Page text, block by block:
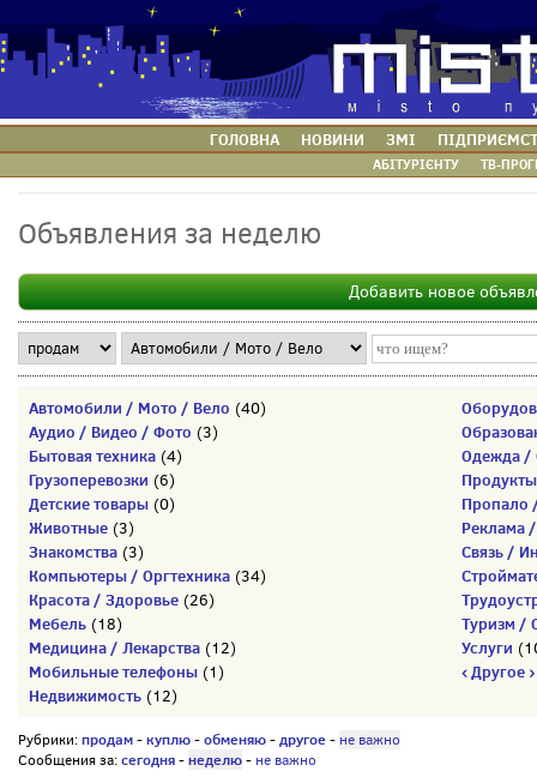
ГОЛОВНА НОВИНИ ЗМІ
АБІТУРІЄНТУ ТВ-
Объявления за неделю
Добавить новое
Автомобили / Мото / Вело (40)
Аудио / Видео / Фото (3)
Бытовая техника (4)
Грузоперевозки (6)
Детские товары (0)
Животные (3)
Знакомства (3)
Компьютеры / Оргтехника (34)
Красота / Здоровье (26)
Мебель (18)
Медицина / Лекарства (12)
Мобильные телефоны (1)
Недвижимость (12)
Одежда /
Пропало
Реклама
Связь /
Туризм /
Услуги
‹ Другое ›
Рубрики:продам-куплю-обменяю-другое- не важно
Сообщения за:сегодня-неделю- не важно